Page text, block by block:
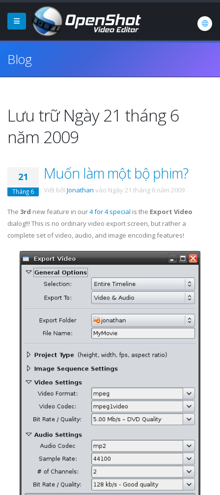
Blog
Lưu trữ Ngày 21 tháng 6
năm 2009
21
Tháng 6
Muốn làm một bộ phim?
Viết bởi Jonathan vào Ngày 21 tháng 6 năm 2009 .
The 3rd new feature in our4 for 4 special is the Export Video
dialog!!! This is no ordinary video export screen, but rather a
complete set of video, audio, and image encoding features!